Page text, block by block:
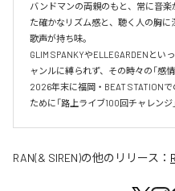
バンドマンの両親のもと、常に音
た確かなリズム感と、聴く人の胸
歌声が持ち味。
GLIM SPANKYやELLEGARDENと
ャンルに縛られず、その時々の「感
2026年末に福岡・BEAT STATION
ために「路上ライブ100回チャレンジ
RAN(& SIREN)の他のリリース：